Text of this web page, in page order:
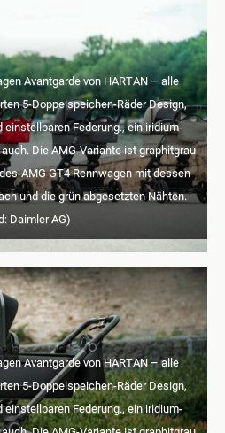
Avantgarde von HARTAN – alle
5-Doppelspeichen-Räder Design,
Federung., ein iridium-
Die AMG-Variante ist graphitgrau
AMG GT4 Rennwagen mit dessen
und die grün abgesetzten Nähten.
Daimler AG)
Avantgarde von HARTAN – alle
5-Doppelspeichen-Räder Design,
Federung., ein iridium-